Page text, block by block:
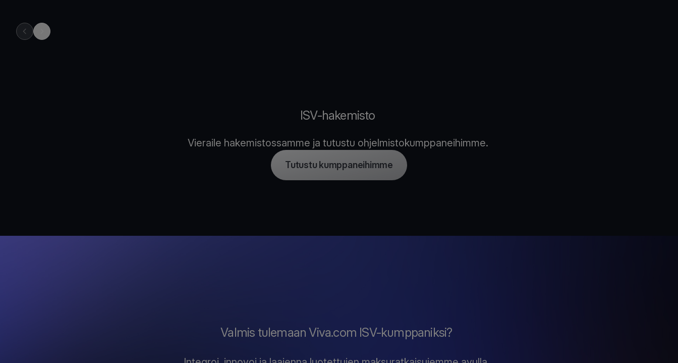
previous item in carousel
next item in carousel
ISV-hakemisto
Vieraile hakemistossamme ja tutustu ohjelmistokumppaneihimme.
Tutustu kumppaneihimme
Valmis tulemaan Viva.com ISV-kumppaniksi?